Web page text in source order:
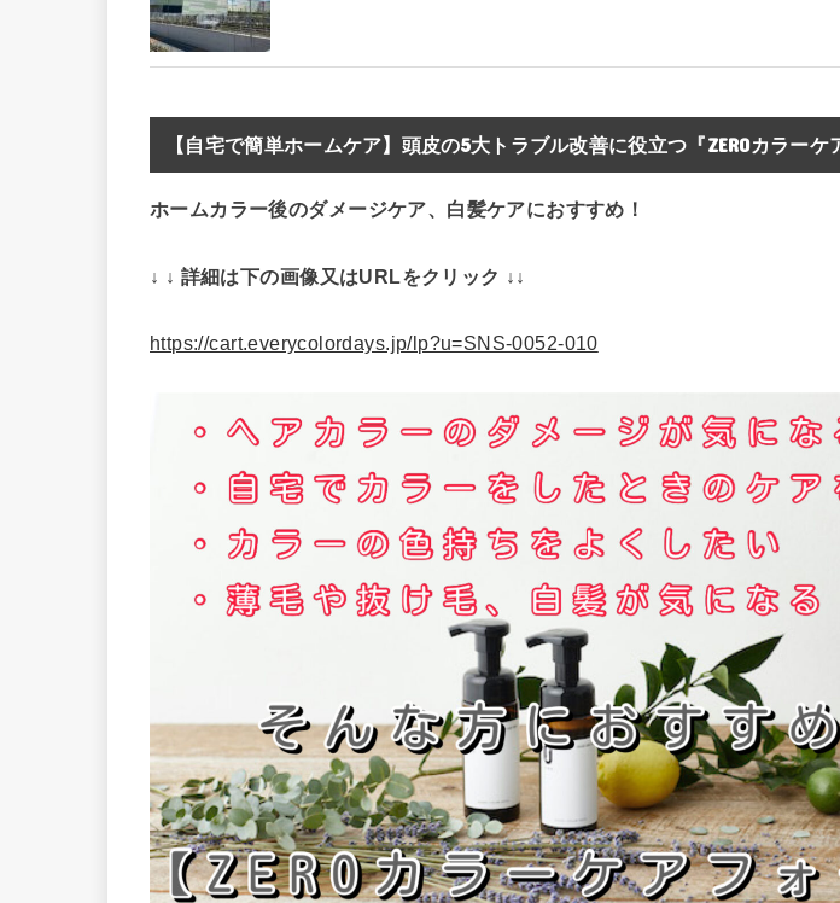
【自宅で簡単ホームケア】頭皮の5大トラブル改善に役立つ『ZEROカラーケ
ホームカラー後のダメージケア、白髪ケアにおすすめ！
↓ ↓ 詳細は下の画像又はURLをクリック ↓↓
https://cart.everycolordays.jp/lp?u=SNS-0052-010